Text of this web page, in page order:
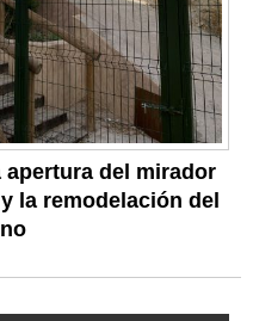
del mirador
la remodelación del